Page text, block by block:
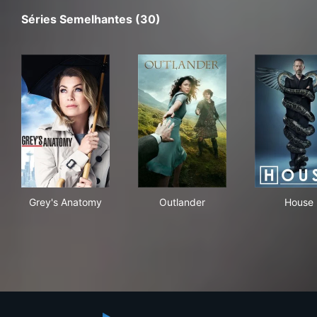
Séries Semelhantes (30)
Grey's Anatomy Outlander House